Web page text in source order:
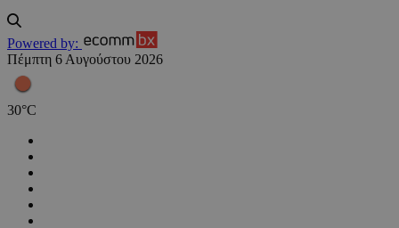
Powered by:
Πέμπτη 6 Αυγούστου 2026
30°C